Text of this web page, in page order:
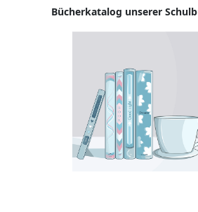
Bücherkatalog unserer